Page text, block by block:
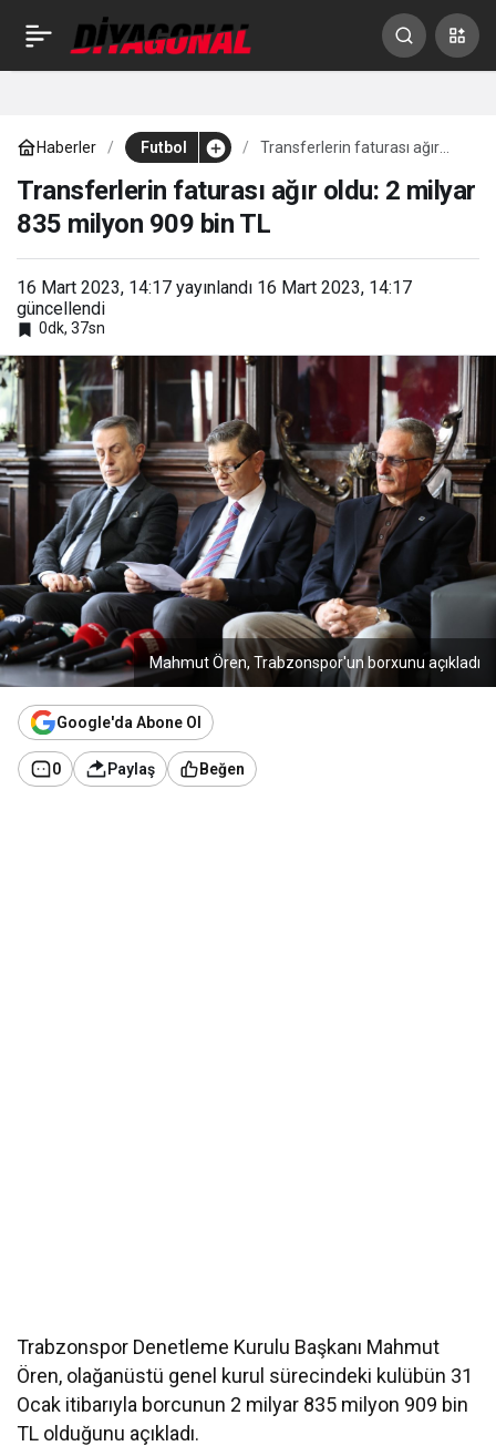
Haberler Futbol
Transferlerin faturası ağır
bin TL
Transferlerin faturası ağır oldu: 2 milyar
835 milyon 909 bin TL
16 Mart 2023, 14:17 yayınlandı 16 Mart 2023, 14:17
güncellendi
0dk, 37sn
Mahmut Ören, Trabzonspor'un borxunu açıkladı
Google'da Abone Ol
0 Paylaş Beğen
Trabzonspor Denetleme Kurulu Başkanı Mahmut
Ören, olağanüstü genel kurul sürecindeki kulübün 31
Ocak itibarıyla borcunun 2 milyar 835 milyon 909 bin
TL olduğunu açıkladı.
Beşiktaş’tan Masuaku 0 Paylaş